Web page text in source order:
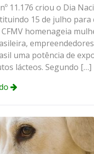
11.176 criou o Dia
15 de julho para
homenageia
uma potência de
lácteos. Segundo […]